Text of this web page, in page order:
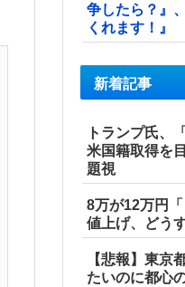
争したら？』
くれます！』
新着記事
トランプ氏、
米国籍取得を
題視
8万が12万円
値上げ、どう
【悲報】東京
たいのに都心